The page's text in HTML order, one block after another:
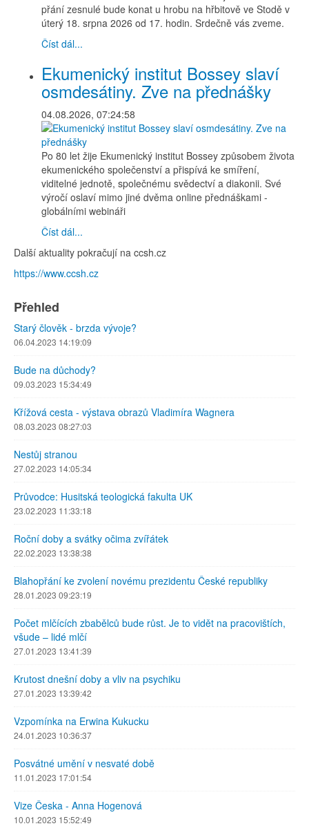
přání zesnulé bude konat u hrobu na hřbitově ve Stodě v
úterý 18. srpna 2026 od 17. hodin. Srdečně vás zveme.
Číst dál...
Ekumenický institut Bossey slaví
osmdesátiny. Zve na přednášky
04.08.2026, 07:24:58
Po 80 let žije Ekumenický institut Bossey způsobem života
ekumenického společenství a přispívá ke smíření,
viditelné jednotě, společnému svědectví a diakonii. Své
výročí oslaví mimo jiné dvěma online přednáškami -
globálními webináři
Číst dál...
Další aktuality pokračují na ccsh.cz
https://www.ccsh.cz
Přehled
Starý člověk - brzda vývoje?
06.04.2023 14:19:09
Bude na důchody?
09.03.2023 15:34:49
Křížová cesta - výstava obrazů Vladimíra Wagnera
08.03.2023 08:27:03
Nestůj stranou
27.02.2023 14:05:34
Průvodce: Husitská teologická fakulta UK
23.02.2023 11:33:18
Roční doby a svátky očima zvířátek
22.02.2023 13:38:38
Blahopřání ke zvolení novému prezidentu České republiky
28.01.2023 09:23:19
Počet mlčících zbabělců bude růst. Je to vidět na pracovištích,
všude – lidé mlčí
27.01.2023 13:41:39
Krutost dnešní doby a vliv na psychiku
27.01.2023 13:39:42
Vzpomínka na Erwina Kukucku
24.01.2023 10:36:37
Posvátné umění v nesvaté době
11.01.2023 17:01:54
Vize Česka - Anna Hogenová
10.01.2023 15:52:49